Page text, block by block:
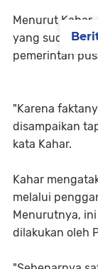
Menurut
yang sudah
pemerintah
"Karena
disampaikan
kata Kahar.
Kahar
melalui
Menurutnya,
dilakukan oleh